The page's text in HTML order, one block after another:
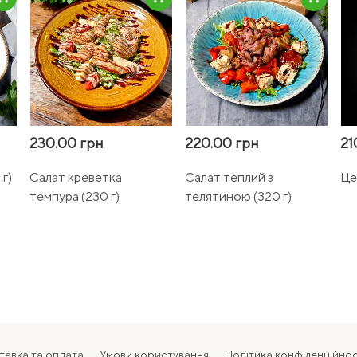
230.00 грн
Салат креветка
темпура (230 г)
220.00 грн
Салат теплий з
телятиною (320 г)